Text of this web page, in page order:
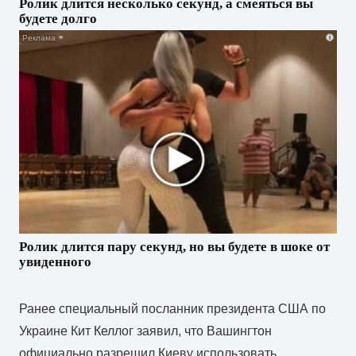
Ролик длится несколько секунд, а смеяться вы
будете долго
i
Ролик длится пару секунд, но вы будете в шоке от
увиденного
Ранее специальный посланник президента США по
Украине Кит Келлог заявил, что Вашингтон
официально разрешил Киеву использовать